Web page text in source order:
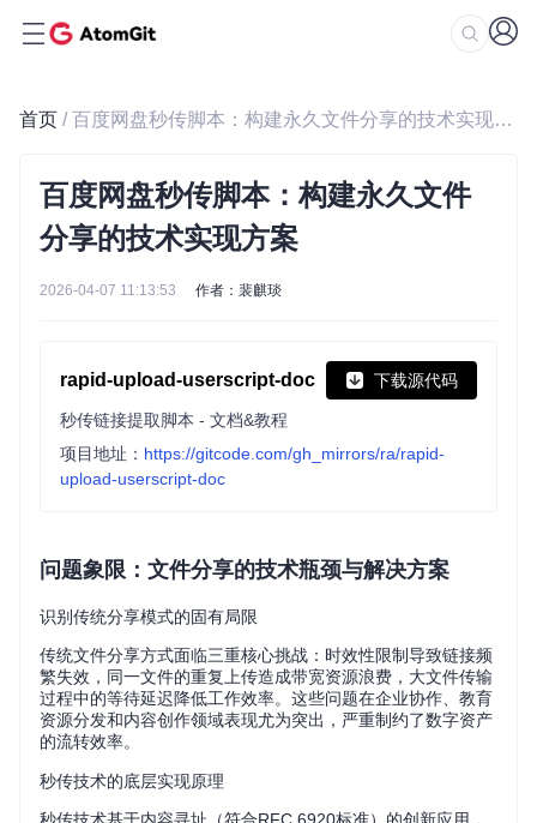
首页 / 百度网盘秒传脚本：构建永久文件分享的技术实现方案
百度网盘秒传脚本：构建永久文件
分享的技术实现方案
2026-04-07 11:13:53 作者：裴麒琰
rapid-upload-userscript-doc 下载源代码
秒传链接提取脚本 - 文档&教程
项目地址： https://gitcode.com/gh_mirrors/ra/rapid-
upload-userscript-doc
问题象限：文件分享的技术瓶颈与解决方案
识别传统分享模式的固有局限
传统文件分享方式面临三重核心挑战：时效性限制导致链接频
繁失效，同一文件的重复上传造成带宽资源浪费，大文件传输
过程中的等待延迟降低工作效率。这些问题在企业协作、教育
资源分发和内容创作领域表现尤为突出，严重制约了数字资产
的流转效率。
秒传技术的底层实现原理